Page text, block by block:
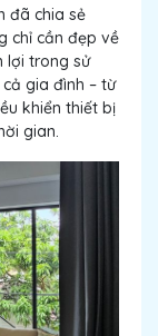
đã chia sẻ
chỉ cần đẹp về
lợi trong sử
gia đình – từ
khiển thiết bị
gian.